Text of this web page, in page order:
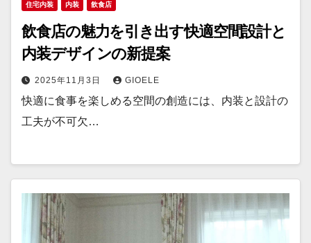
住宅内装 内装 飲食店
飲食店の魅力を引き出す快適空間設計と
内装デザインの新提案
2025年11月3日 GIOELE
快適に食事を楽しめる空間の創造には、内装と設計の
工夫が不可欠…